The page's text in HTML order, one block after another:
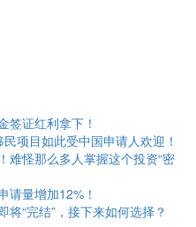
签证红利拿下！
项目如此受中国申请人欢迎！
难怪那么多人掌握这个投资“密
请量增加12%！
“完结”，接下来如何选择？